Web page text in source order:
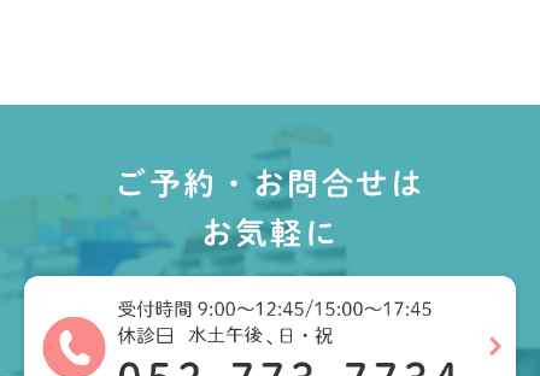
ご予約・お問合せは
お気軽に